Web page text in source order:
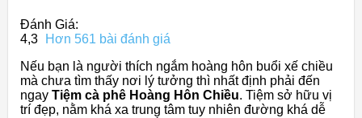
Đánh Giá:
4,3
Hơn 561 bài đánh giá
Nếu bạn là người thích ngắm hoàng hôn buổi xế chiều
mà chưa tìm thấy nơi lý tưởng thì nhất định phải đến
ngay Tiệm cà phê Hoàng Hôn Chiều. Tiệm sở hữu vị
trí đẹp, nằm khá xa trung tâm tuy nhiên đường khá dễ